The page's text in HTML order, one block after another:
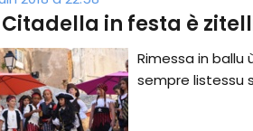
Citadella in festa è
Rimessa in
sempre listessu